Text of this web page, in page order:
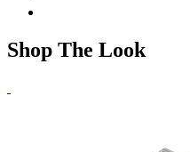
Shop The Look